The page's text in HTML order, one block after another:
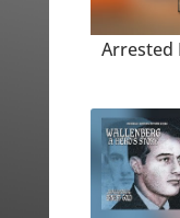
Arrested